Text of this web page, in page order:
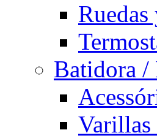
Batidora /
Varillas